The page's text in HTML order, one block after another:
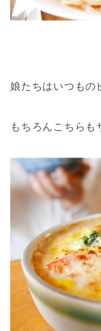
娘たちはいつもの
もちろんこちらも